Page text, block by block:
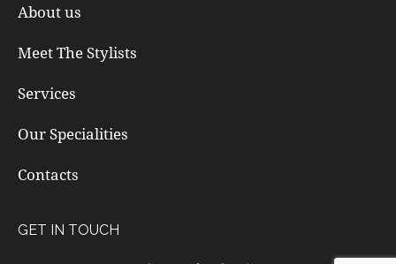
About us
Meet The Stylists
Services
Our Specialities
Contacts
GET IN TOUCH